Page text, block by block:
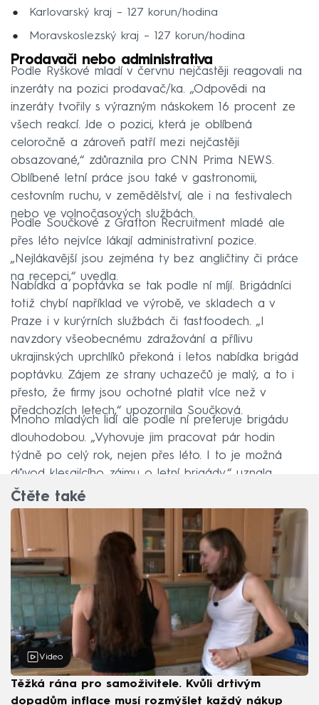
Karlovarský kraj – 127 korun/hodina
Moravskoslezský kraj – 127 korun/hodina
Prodavači nebo administrativa
Podle Ryškové mladí v červnu nejčastěji reagovali na
inzeráty na pozici prodavač/ka. „Odpovědi na
inzeráty tvořily s výrazným náskokem 16 procent ze
všech reakcí. Jde o pozici, která je oblíbená
celoročně a zároveň patří mezi nejčastěji
obsazované,“ zdůraznila pro CNN Prima NEWS.
Oblíbené letní práce jsou také v gastronomii,
cestovním ruchu, v zemědělství, ale i na festivalech
nebo ve volnočasových službách.
Podle Součkové z Grafton Recruitment mladé ale
přes léto nejvíce lákají administrativní pozice.
„Nejlákavější jsou zejména ty bez angličtiny či práce
na recepci,“ uvedla.
Nabídka a poptávka se tak podle ní míjí. Brigádníci
totiž chybí například ve výrobě, ve skladech a v
Praze i v kurýrních službách či fastfoodech. „I
navzdory všeobecnému zdražování a přílivu
ukrajinských uprchlíků překoná i letos nabídka brigád
poptávku. Zájem ze strany uchazečů je malý, a to i
přesto, že firmy jsou ochotné platit více než v
předchozích letech,“ upozornila Součková.
Mnoho mladých lidí ale podle ní preferuje brigádu
dlouhodobou. „Vyhovuje jim pracovat pár hodin
týdně po celý rok, nejen přes léto. I to je možná
důvod klesajícího zájmu o letní brigády,“ uznala.
Čtěte také
Video
Těžká rána pro samoživitele. Kvůli drtivým
dopadům inflace musí rozmýšlet každý nákup